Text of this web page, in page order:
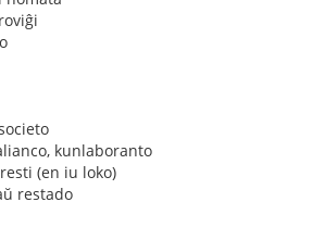
kunlaboranto
(en iu loko)
restado